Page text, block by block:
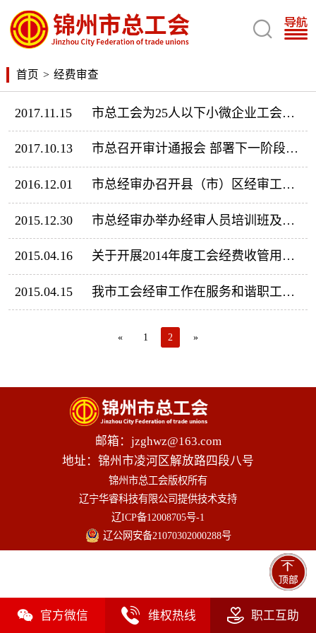
 官方微信  维权热线  职工互助

首页 > 经费审查
2017.11.15 市总工会为25人以下小微企业工会返还工会经费
2017.10.13 市总召开审计通报会 部署下一阶段工作任务
2016.12.01 市总经审办召开县（市）区经审工作会议
2015.12.30 市总经审办举办经审人员培训班及县（市）区经审工作会议
2015.04.16 关于开展2014年度工会经费收管用、专项资金使用及固定资产管理情况审计的通知
2015.04.15 我市工会经审工作在服务和谐职工建设中取得佳绩
« 1 2 »
邮箱：jzghwz@163.com
地址：锦州市凌河区解放路四段八号
锦州市总工会版权所有
辽宁华睿科技有限公司提供技术支持
辽ICP备12008705号-1
辽公网安备21070302000288号